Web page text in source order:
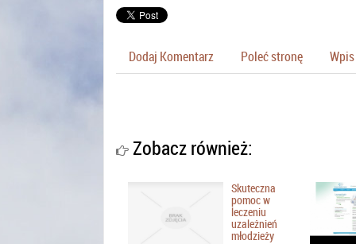
Dodaj Komentarz Poleć stronę
Zobacz również:
Skuteczna
pomoc w
leczeniu
uzależnień
młodzieży